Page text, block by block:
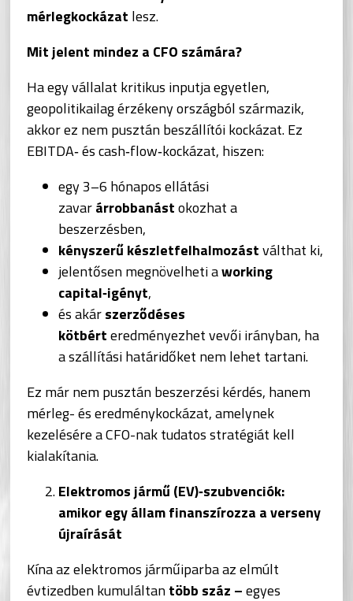
mérlegkockázat lesz.
Mit jelent mindez a CFO számára?
Ha egy vállalat kritikus inputja egyetlen,
geopolitikailag érzékeny országból származik,
akkor ez nem pusztán beszállítói kockázat. Ez
EBITDA‑ és cash‑flow‑kockázat, hiszen:
egy 3–6 hónapos ellátási
zavarárrobbanástokozhat a
beszerzésben,
kényszerű készletfelhalmozástválthat ki,
jelentősen megnövelheti aworking
capital‑igényt,
és akárszerződéses
kötbérteredményezhet vevői irányban, ha
a szállítási határidőket nem lehet tartani.
Ez már nem pusztán beszerzési kérdés, hanem
mérleg- és eredménykockázat, amelynek
kezelésére a CFO-nak tudatos stratégiát kell
kialakítania.
Elektromos jármű (EV)‑szubvenciók:
amikor egy állam finanszírozza a verseny
újraírását
Kína az elektromos járműiparba az elmúlt
évtizedben kumuláltantöbb száz –egyes